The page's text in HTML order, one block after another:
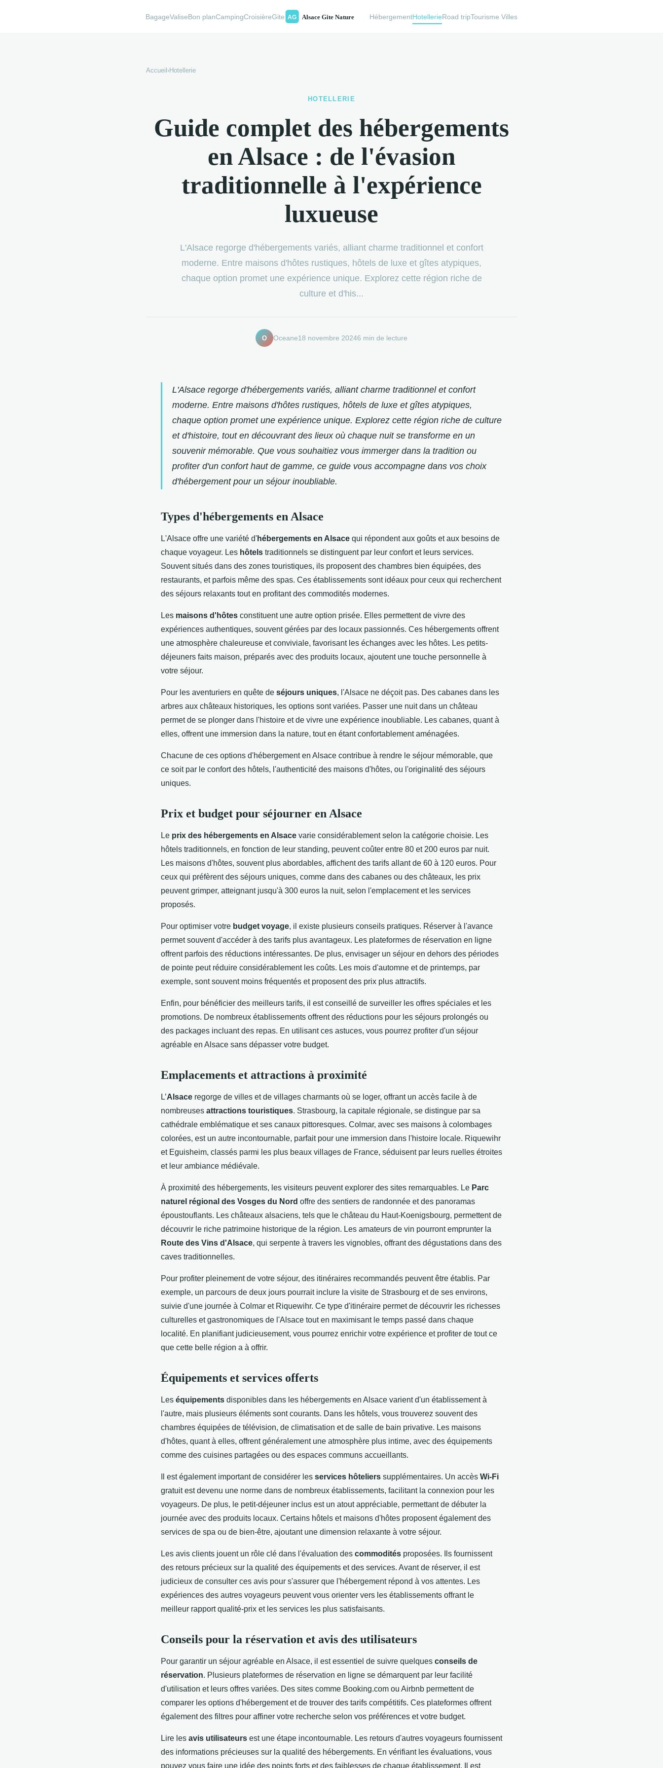
BagageValiseBon planCampingCroisièreGite HébergementHotellerieRoad tripTourisme Villes
Accueil ›Hotellerie
HOTELLERIE
Guide complet des hébergements
en Alsace : de l'évasion
traditionnelle à l'expérience
luxueuse
L'Alsace regorge d'hébergements variés, alliant charme traditionnel et confort
moderne. Entre maisons d'hôtes rustiques, hôtels de luxe et gîtes atypiques,
chaque option promet une expérience unique. Explorez cette région riche de
culture et d'his...
O Oceane18 novembre 20246 min de lecture
L'Alsace regorge d'hébergements variés, alliant charme traditionnel et confort
moderne. Entre maisons d'hôtes rustiques, hôtels de luxe et gîtes atypiques,
chaque option promet une expérience unique. Explorez cette région riche de culture
et d'histoire, tout en découvrant des lieux où chaque nuit se transforme en un
souvenir mémorable. Que vous souhaitiez vous immerger dans la tradition ou
profiter d'un confort haut de gamme, ce guide vous accompagne dans vos choix
d'hébergement pour un séjour inoubliable.
Types d'hébergements en Alsace
L'Alsace offre une variété d'hébergements en Alsace qui répondent aux goûts et aux besoins de
chaque voyageur. Les hôtels traditionnels se distinguent par leur confort et leurs services.
Souvent situés dans des zones touristiques, ils proposent des chambres bien équipées, des
restaurants, et parfois même des spas. Ces établissements sont idéaux pour ceux qui recherchent
des séjours relaxants tout en profitant des commodités modernes.
Les maisons d'hôtes constituent une autre option prisée. Elles permettent de vivre des
expériences authentiques, souvent gérées par des locaux passionnés. Ces hébergements offrent
une atmosphère chaleureuse et conviviale, favorisant les échanges avec les hôtes. Les petits-
déjeuners faits maison, préparés avec des produits locaux, ajoutent une touche personnelle à
votre séjour.
Pour les aventuriers en quête de séjours uniques, l'Alsace ne déçoit pas. Des cabanes dans les
arbres aux châteaux historiques, les options sont variées. Passer une nuit dans un château
permet de se plonger dans l'histoire et de vivre une expérience inoubliable. Les cabanes, quant à
elles, offrent une immersion dans la nature, tout en étant confortablement aménagées.
Chacune de ces options d'hébergement en Alsace contribue à rendre le séjour mémorable, que
ce soit par le confort des hôtels, l'authenticité des maisons d'hôtes, ou l'originalité des séjours
uniques.
Prix et budget pour séjourner en Alsace
Le prix des hébergements en Alsace varie considérablement selon la catégorie choisie. Les
hôtels traditionnels, en fonction de leur standing, peuvent coûter entre 80 et 200 euros par nuit.
Les maisons d'hôtes, souvent plus abordables, affichent des tarifs allant de 60 à 120 euros. Pour
ceux qui préfèrent des séjours uniques, comme dans des cabanes ou des châteaux, les prix
peuvent grimper, atteignant jusqu'à 300 euros la nuit, selon l'emplacement et les services
proposés.
Pour optimiser votre budget voyage, il existe plusieurs conseils pratiques. Réserver à l'avance
permet souvent d'accéder à des tarifs plus avantageux. Les plateformes de réservation en ligne
offrent parfois des réductions intéressantes. De plus, envisager un séjour en dehors des périodes
de pointe peut réduire considérablement les coûts. Les mois d'automne et de printemps, par
exemple, sont souvent moins fréquentés et proposent des prix plus attractifs.
Enfin, pour bénéficier des meilleurs tarifs, il est conseillé de surveiller les offres spéciales et les
promotions. De nombreux établissements offrent des réductions pour les séjours prolongés ou
des packages incluant des repas. En utilisant ces astuces, vous pourrez profiter d'un séjour
agréable en Alsace sans dépasser votre budget.
Emplacements et attractions à proximité
L’Alsace regorge de villes et de villages charmants où se loger, offrant un accès facile à de
nombreuses attractions touristiques. Strasbourg, la capitale régionale, se distingue par sa
cathédrale emblématique et ses canaux pittoresques. Colmar, avec ses maisons à colombages
colorées, est un autre incontournable, parfait pour une immersion dans l'histoire locale. Riquewihr
et Eguisheim, classés parmi les plus beaux villages de France, séduisent par leurs ruelles étroites
et leur ambiance médiévale.
À proximité des hébergements, les visiteurs peuvent explorer des sites remarquables. Le Parc
naturel régional des Vosges du Nord offre des sentiers de randonnée et des panoramas
époustouflants. Les châteaux alsaciens, tels que le château du Haut-Koenigsbourg, permettent de
découvrir le riche patrimoine historique de la région. Les amateurs de vin pourront emprunter la
Route des Vins d'Alsace, qui serpente à travers les vignobles, offrant des dégustations dans des
caves traditionnelles.
Pour profiter pleinement de votre séjour, des itinéraires recommandés peuvent être établis. Par
exemple, un parcours de deux jours pourrait inclure la visite de Strasbourg et de ses environs,
suivie d'une journée à Colmar et Riquewihr. Ce type d'itinéraire permet de découvrir les richesses
culturelles et gastronomiques de l'Alsace tout en maximisant le temps passé dans chaque
localité. En planifiant judicieusement, vous pourrez enrichir votre expérience et profiter de tout ce
que cette belle région a à offrir.
Équipements et services offerts
Les équipements disponibles dans les hébergements en Alsace varient d'un établissement à
l'autre, mais plusieurs éléments sont courants. Dans les hôtels, vous trouverez souvent des
chambres équipées de télévision, de climatisation et de salle de bain privative. Les maisons
d'hôtes, quant à elles, offrent généralement une atmosphère plus intime, avec des équipements
comme des cuisines partagées ou des espaces communs accueillants.
Il est également important de considérer les services hôteliers supplémentaires. Un accès Wi-Fi
gratuit est devenu une norme dans de nombreux établissements, facilitant la connexion pour les
voyageurs. De plus, le petit-déjeuner inclus est un atout appréciable, permettant de débuter la
journée avec des produits locaux. Certains hôtels et maisons d'hôtes proposent également des
services de spa ou de bien-être, ajoutant une dimension relaxante à votre séjour.
Les avis clients jouent un rôle clé dans l'évaluation des commodités proposées. Ils fournissent
des retours précieux sur la qualité des équipements et des services. Avant de réserver, il est
judicieux de consulter ces avis pour s'assurer que l'hébergement répond à vos attentes. Les
expériences des autres voyageurs peuvent vous orienter vers les établissements offrant le
meilleur rapport qualité-prix et les services les plus satisfaisants.
Conseils pour la réservation et avis des utilisateurs
Pour garantir un séjour agréable en Alsace, il est essentiel de suivre quelques conseils de
réservation. Plusieurs plateformes de réservation en ligne se démarquent par leur facilité
d'utilisation et leurs offres variées. Des sites comme Booking.com ou Airbnb permettent de
comparer les options d'hébergement et de trouver des tarifs compétitifs. Ces plateformes offrent
également des filtres pour affiner votre recherche selon vos préférences et votre budget.
Lire les avis utilisateurs est une étape incontournable. Les retours d'autres voyageurs fournissent
des informations précieuses sur la qualité des hébergements. En vérifiant les évaluations, vous
pouvez vous faire une idée des points forts et des faiblesses de chaque établissement. Il est